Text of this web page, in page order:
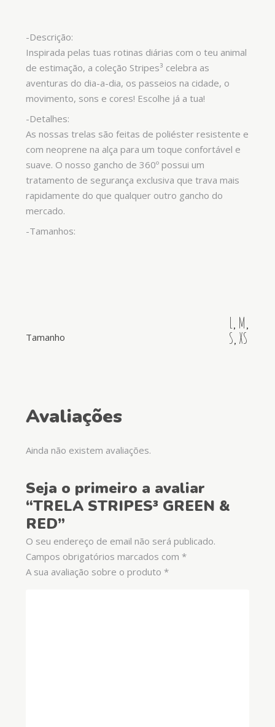
-Descrição:
Inspirada pelas tuas rotinas diárias com o teu animal
de estimação, a coleção Stripes³ celebra as
aventuras do dia-a-dia, os passeios na cidade, o
movimento, sons e cores! Escolhe já a tua!
-Detalhes:
As nossas trelas são feitas de poliéster resistente e
com neoprene na alça para um toque confortável e
suave. O nosso gancho de 360º possui um
tratamento de segurança exclusiva que trava mais
rapidamente do que qualquer outro gancho do
mercado.
-Tamanhos:
Tamanho
L, M,
S,XS
Avaliações
Ainda não existem avaliações.
Seja o primeiro a avaliar
“TRELA STRIPES³ GREEN &
RED”
O seu endereço de email não será publicado.
Campos obrigatórios marcados com *
A sua avaliação sobre o produto *